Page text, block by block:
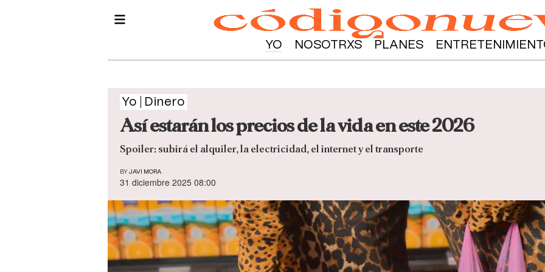
YO NOSOTRXS PLANES
Yo Dinero
Así estarán los precios de la vida en este 2026
Spoiler: subirá el alquiler, la electricidad, el internet y el transporte
BY JAVI MORA
31 diciembre 2025 08:00